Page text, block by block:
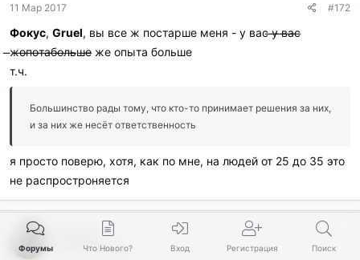
а
и
л
11 Мар 2017 #172
Фокус, Gruel, вы все ж постарше меня - у вас ̶у̶ ̶в̶а̶с̶
̶ж̶о̶п̶о̶т̶а̶б̶о̶л̶ь̶ш̶е̶ же опыта больше
т.ч.
Большинство рады тому, что кто-то принимает решения за них,
и за них же несёт ответственность
я просто поверю, хотя, как по мне, на людей от 25 до 35 это
не распростроняется
Выживальщик
Форумы Что Нового? Вход Регистрация Поиск